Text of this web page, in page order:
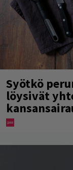
Syötkö
löysivät